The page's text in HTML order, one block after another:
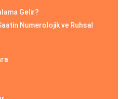
Gelir?
Numerolojik ve Ruhsal